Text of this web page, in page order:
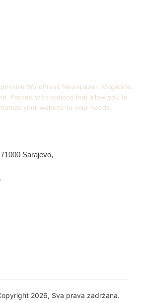
WordPress Newspaper, Magazine,
Packed with options that allow you to
your website to your needs.
Sarajevo,
2026, Sva prava zadržana.